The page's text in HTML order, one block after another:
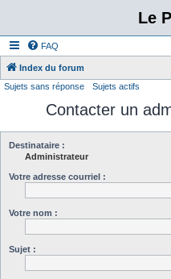
Le
FAQ
Index du forum
Sujets sans réponse Sujets actifs
Contacter un
Destinataire :
Administrateur
Votre adresse courriel :
Votre nom :
Sujet :